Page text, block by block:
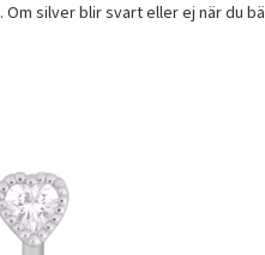
silver blir svart eller ej när